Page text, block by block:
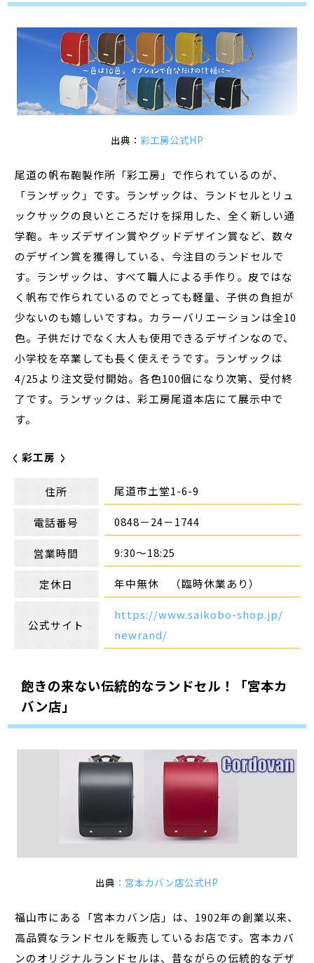
出典： 彩工房公式HP
尾道の帆布鞄製作所「彩工房」で作られているのが、
「ランザック」です。ランザックは、ランドセルとリュ
ックサックの良いところだけを採用した、全く新しい通
学鞄。キッズデザイン賞やグッドデザイン賞など、数々
のデザイン賞を獲得している、今注目のランドセルで
す。ランザックは、すべて職人による手作り。皮ではな
く帆布で作られているのでとっても軽量、子供の負担が
少ないのも嬉しいですね。カラーバリエーションは全10
色。子供だけでなく大人も使用できるデザインなので、
小学校を卒業しても長く使えそうです。ランザックは
4/25より注文受付開始。各色100個になり次第、受付終
了です。ランザックは、彩工房尾道本店にて展示中で
す。
彩工房
住所 尾道市土堂1-6-9
電話番号 0848－24－1744
営業時間 9:30～18:25
定休日 年中無休 （臨時休業あり）
公式サイト
https://www.saikobo-shop.jp/
newrand/
飽きの来ない伝統的なランドセル！「宮本カ
バン店」
出典 ：宮本カバン店公式HP
福山市にある「宮本カバン店」は、1902年の創業以来、
高品質なランドセルを販売しているお店です。宮本カバ
ンのオリジナルランドセルは、昔ながらの伝統的なデザ